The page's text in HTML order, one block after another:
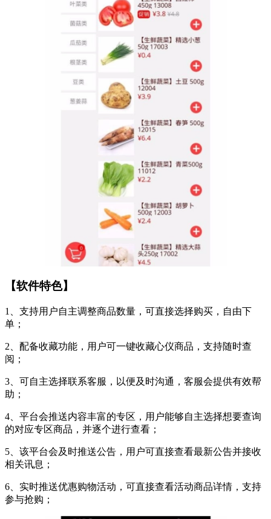
【软件特色】
1、支持用户自主调整商品数量，可直接选择购买，自由下
单；
2、配备收藏功能，用户可一键收藏心仪商品，支持随时查
阅；
3、可自主选择联系客服，以便及时沟通，客服会提供有效帮
助；
4、平台会推送内容丰富的专区，用户能够自主选择想要查询
的对应专区商品，并逐个进行查看；
5、该平台会及时推送公告，用户可直接查看最新公告并接收
相关讯息；
6、实时推送优惠购物活动，可直接查看活动商品详情，支持
参与抢购；